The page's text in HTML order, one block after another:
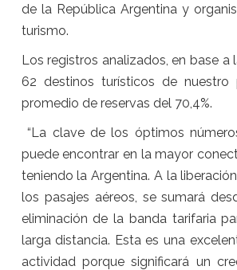
de la República Argentina y
turismo.
Los registros analizados, en base a
62 destinos turísticos de nuestro
promedio de reservas del 70,4%.
“La clave de los óptimos
puede encontrar en la mayor
teniendo la Argentina. A la
los pasajes aéreos, se sumará
eliminación de la banda tarifaria
larga distancia. Esta es una
actividad porque significará un